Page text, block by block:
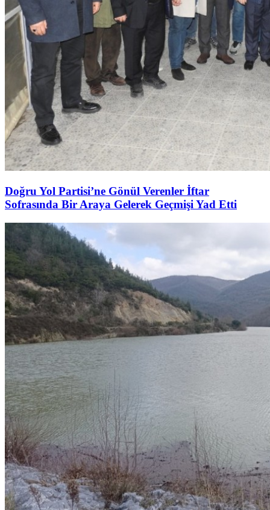
Doğru Yol Partisi’ne Gönül Verenler İftar
Sofrasında Bir Araya Gelerek Geçmişi Yad Etti